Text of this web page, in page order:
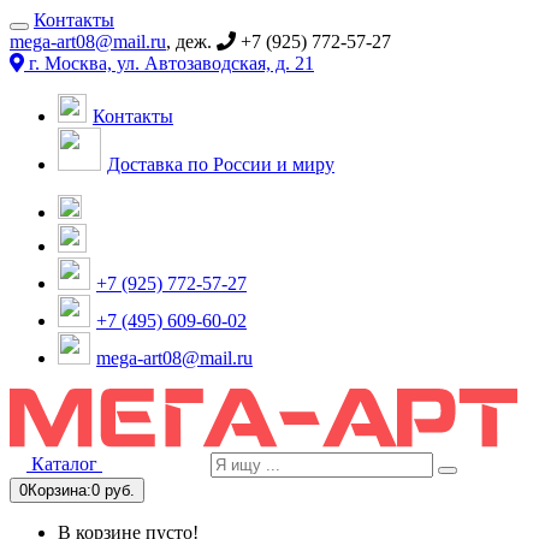
Контакты
mega-art08@mail.ru, деж.
+7 (925) 772-57-27
г. Москва, ул. Автозаводская, д. 21
Контакты
Доставка по России и миру
+7 (925) 772-57-27
+7 (495) 609-60-02
mega-art08@mail.ru
Каталог
0Корзина:0 руб.
В корзине пусто!